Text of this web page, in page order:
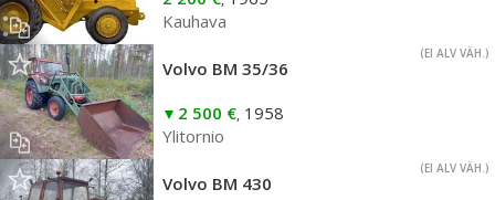
Kauhava
(EI ALV VÄH.)
Volvo BM 35/36
2 500 €, 1958
Ylitornio
(EI ALV VÄH.)
Volvo BM 430